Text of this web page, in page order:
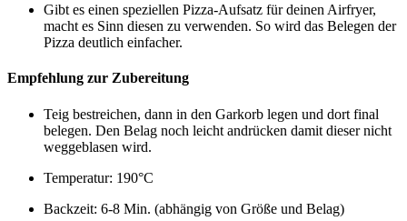
Gibt es einen speziellen Pizza-Aufsatz für deinen Airfryer,
macht es Sinn diesen zu verwenden. So wird das Belegen der
Pizza deutlich einfacher.
Empfehlung zur Zubereitung
Teig bestreichen, dann in den Garkorb legen und dort final
belegen. Den Belag noch leicht andrücken damit dieser nicht
weggeblasen wird.
Temperatur: 190°C
Backzeit: 6-8 Min. (abhängig von Größe und Belag)